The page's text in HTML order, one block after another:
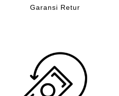
Garansi Retur